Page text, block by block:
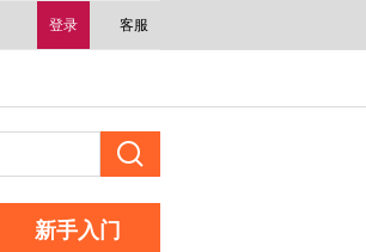
登录 客服
新手入门